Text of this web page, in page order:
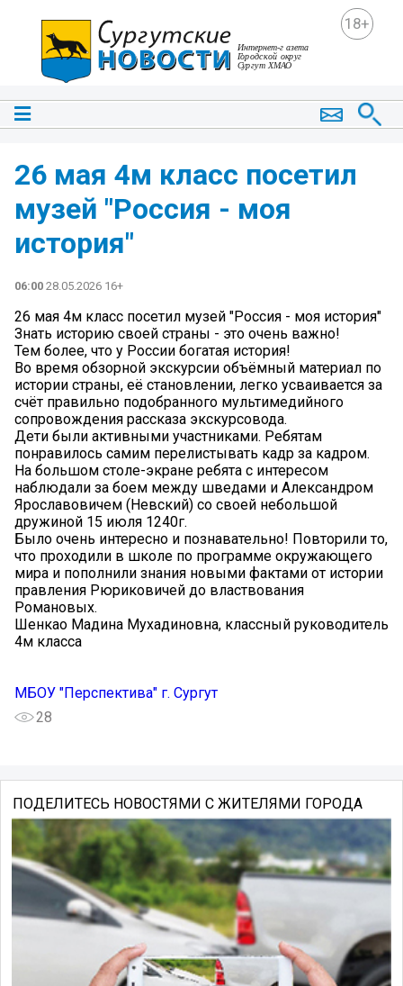
18+
26 мая 4м класс посетил
музей "Россия - моя
история"
06:00 28.05.2026 16+
26 мая 4м класс посетил музей "Россия - моя история"
Знать историю своей страны - это очень важно!
Тем более, что у России богатая история!
Во время обзорной экскурсии объёмный материал по
истории страны, её становлении, легко усваивается за
счёт правильно подобранного мультимедийного
сопровождения рассказа экскурсовода.
Дети были активными участниками. Ребятам
понравилось самим перелистывать кадр за кадром.
На большом столе-экране ребята с интересом
наблюдали за боем между шведами и Александром
Ярославовичем (Невский) со своей небольшой
дружиной 15 июля 1240г.
Было очень интересно и познавательно! Повторили то,
что проходили в школе по программе окружающего
мира и пополнили знания новыми фактами от истории
правления Рюриковичей до властвования
Романовых.
Шенкао Мадина Мухадиновна, классный руководитель
4м класса
МБОУ "Перспектива" г. Сургут
28
ПОДЕЛИТЕСЬ НОВОСТЯМИ С ЖИТЕЛЯМИ ГОРОДА